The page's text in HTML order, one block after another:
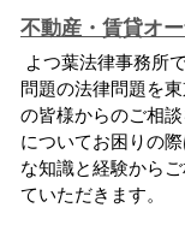
不動産・賃貸オ
よつ葉法律事務所
問題の法律問題を
の皆様からのご相
についてお困りの
な知識と経験から
ていただきます。